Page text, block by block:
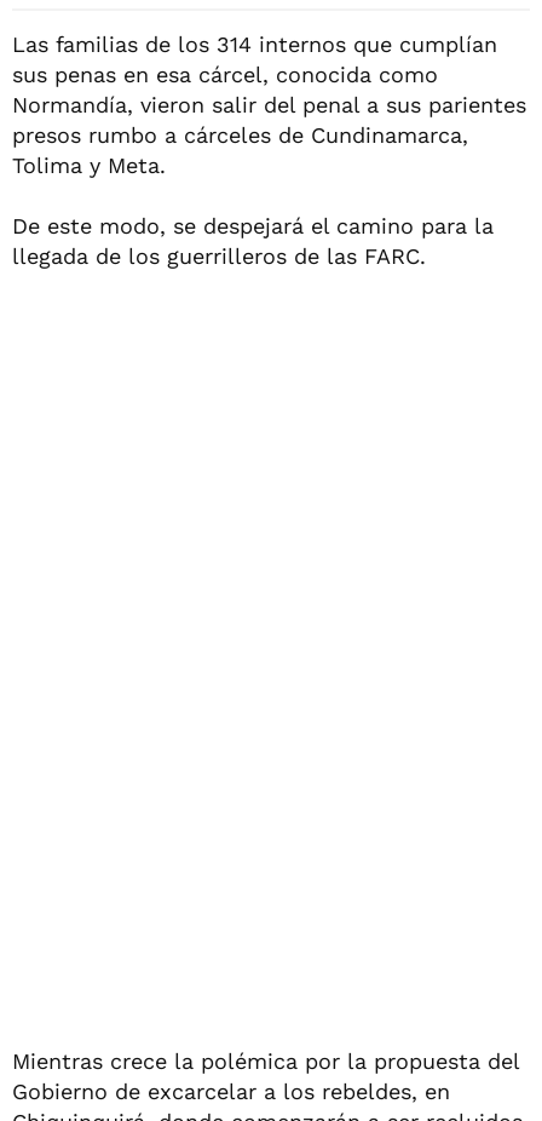
Las familias de los 314 internos que cumplían
sus penas en esa cárcel, conocida como
Normandía, vieron salir del penal a sus parientes
presos rumbo a cárceles de Cundinamarca,
Tolima y Meta.
De este modo, se despejará el camino para la
llegada de los guerrilleros de las FARC.
Mientras crece la polémica por la propuesta del
Gobierno de excarcelar a los rebeldes, en